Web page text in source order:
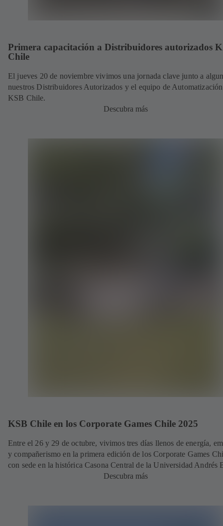
Primera capacitación a Distribuidores autorizados
Chile
El jueves 20 de noviembre vivimos una jornada clave junto a
nuestros Distribuidores Autorizados y el equipo de
KSB Chile.
Descubra más
KSB Chile en los Corporate Games Chile 2025
Entre el 26 y 29 de octubre, vivimos tres días llenos de energía,
y compañerismo en la primera edición de los Corporate Games
con sede en la histórica Casona Central de la Universidad Andrés
Descubra más